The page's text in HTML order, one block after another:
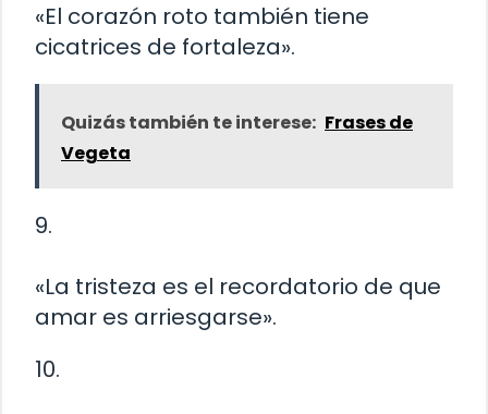
«El corazón roto también tiene
cicatrices de fortaleza».
Quizás también te interese: Frases de
Vegeta
9.
«La tristeza es el recordatorio de que
amar es arriesgarse».
10.